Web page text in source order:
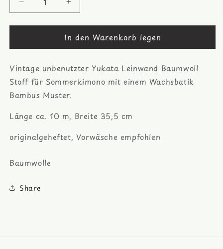
Verringere
die
Menge
Bambus
Yukata
Stoff
Erhöhe
die
Menge
für
Bambus
Yukata
Stoff
In den Warenkorb legen
Vintage unbenutzter Yukata Leinwand Baumwoll
Stoff für Sommerkimono mit einem Wachsbatik
Bambus Muster.
Länge ca. 10 m, Breite 35,5 cm
originalgeheftet, Vorwäsche empfohlen
Baumwolle
Share